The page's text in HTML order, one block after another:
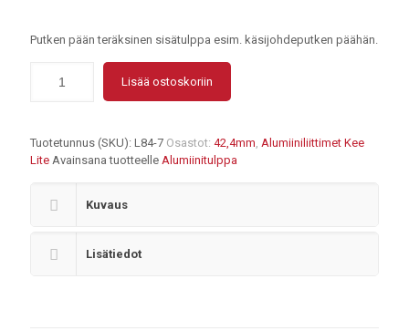
Putken pään teräksinen sisätulppa esim. käsijohdeputken päähän.
Lisää ostoskoriin
Tuotetunnus (SKU): L84-7 Osastot: 42,4mm, Alumiiniliittimet Kee
Lite Avainsana tuotteelle Alumiinitulppa
Kuvaus
Lisätiedot